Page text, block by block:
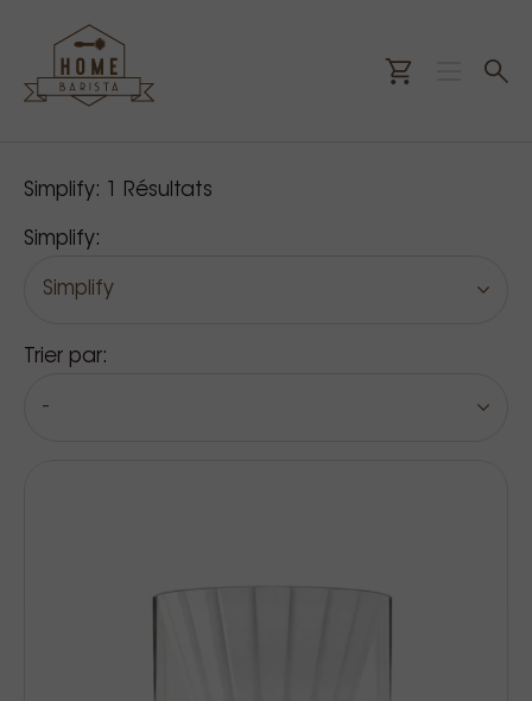
Nos produits
Simplify: Résultats
Simplify:
Simplify
Trier par:
-